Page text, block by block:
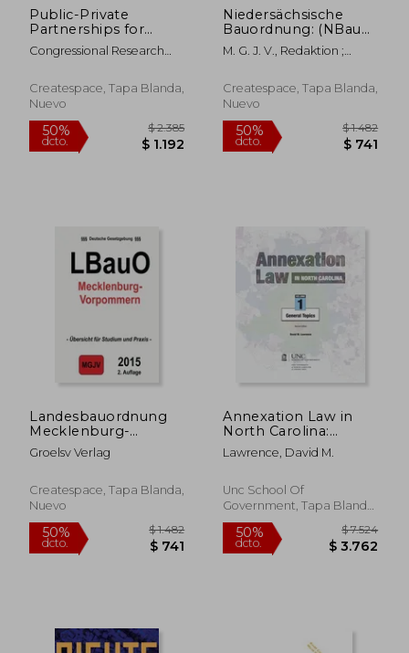
50% 50%
dcto.
Public-Private
Partnerships for
Purposes of Federal
Real Property
Inglés)
Congressional Research
Createspace, Tapa Blanda,
Nuevo
Niedersächsische
Bauordnung: (NBauO)
(en Alemán)
M. G. J. V., Redaktion ;
Createspace, Tapa Blanda,
Nuevo
Landesbauordnung
Mecklenburg-
Vorpommern:
(LBauO M-V)
Groelsv Verlag
Createspace, Tapa Blanda,
Nuevo
Annexation Law in
North Carolina:
Volume 1 - General
Topics (en Inglés)
Lawrence, David M.
Unc School Of
Government, Tapa Blanda,
Nuevo